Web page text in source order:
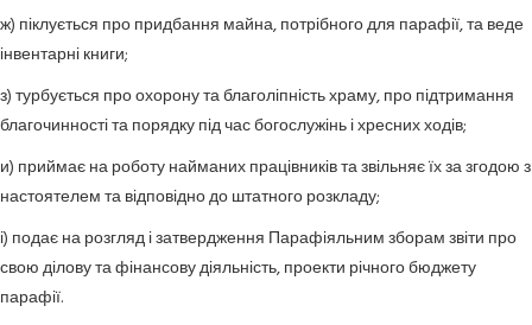
ж) піклується про придбання майна, потрібного для парафії, та веде
інвентарні книги;
з) турбується про охорону та благоліпність храму, про підтримання
благочинності та порядку під час богослужінь і хресних ходів;
и) приймає на роботу найманих працівників та звільняє їх за згодою з
настоятелем та відповідно до штатного розкладу;
і) подає на розгляд і затвердження Парафіяльним зборам звіти про
свою ділову та фінансову діяльність, проекти річного бюджету
парафії.